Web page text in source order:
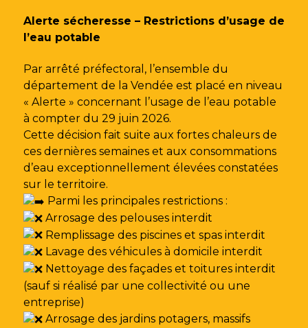
Alerte sécheresse – Restrictions d’usage de
l’eau potable
Par arrêté préfectoral, l’ensemble du
département de la Vendée est placé en niveau
« Alerte » concernant l’usage de l’eau potable
à compter du 29 juin 2026.
Cette décision fait suite aux fortes chaleurs de
ces dernières semaines et aux consommations
d’eau exceptionnellement élevées constatées
sur le territoire.
Parmi les principales restrictions :
Arrosage des pelouses interdit
Remplissage des piscines et spas interdit
Lavage des véhicules à domicile interdit
Nettoyage des façades et toitures interdit
(sauf si réalisé par une collectivité ou une
entreprise)
Arrosage des jardins potagers, massifs